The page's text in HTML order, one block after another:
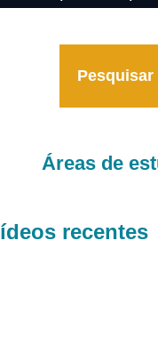
Áreas de
recentes